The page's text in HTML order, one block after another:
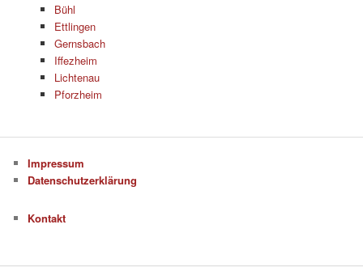
Bühl
Ettlingen
Gernsbach
Iffezheim
Lichtenau
Pforzheim
Impressum
Datenschutzerklärung
Kontakt